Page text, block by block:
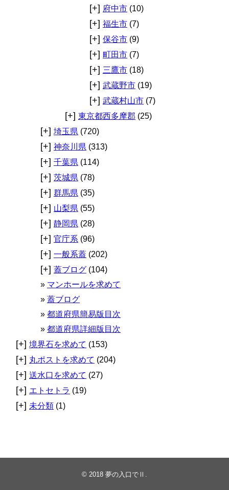
[+] 府中市 (10)
[+] 福生市 (7)
[+] 保谷市 (9)
[+] 町田市 (7)
[+] 三鷹市 (18)
[+] 武蔵野市 (19)
[+] 武蔵村山市 (7)
[+] 東京都西多摩郡 (25)
[+] 埼玉県 (720)
[+] 神奈川県 (313)
[+] 千葉県 (114)
[+] 茨城県 (78)
[+] 群馬県 (35)
[+] 山梨県 (55)
[+] 静岡県 (28)
[+] 官庁系 (96)
[+] 一般系蓋 (202)
[+] 蓋ブログ (104)
マンホールを求めて
蓋ブログ
都道府県簡易版目次
都道府県詳細版目次
[+] 境界石を求めて (153)
[+] 丸ポストを求めて (204)
[+] 送水口を求めて (27)
[+] エトセトラ (19)
[+] 未分類 (1)
© 2018 夢の入口でⅡ